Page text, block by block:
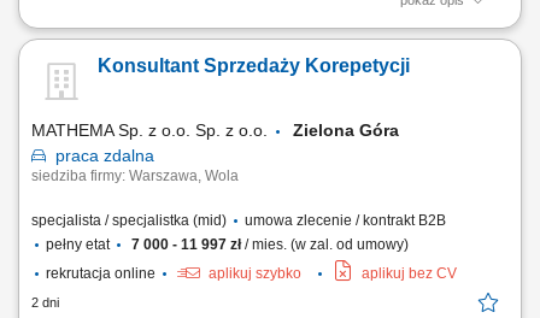
Aktywne pozyskiwanie klientów i budowanie z nimi długofalowych
odpowiednich rozwiązań finansowych. Sprzedaż produktów
bankowych, w tym funduszy inwestycyjnych. Operacyjna obsługa
Konsultant Sprzedaży Korepetycji
MATHEMA Sp. z o.o. Sp. z o.o.
Zielona Góra
praca zdalna
siedziba firmy: Warszawa, Wola
specjalista / specjalistka (mid)
umowa zlecenie / kontrakt B2B
pełny etat
7 000 - 11 997 zł/ mies. (w zal. od umowy)
rekrutacja online
aplikuj szybko aplikuj bez CV
2 dni